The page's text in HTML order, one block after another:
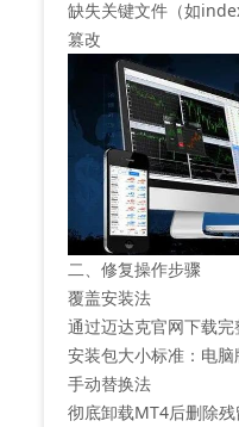
缺失关键文件（如
篡改‌
二、修复操作步骤
‌覆盖安装法‌
通过迈达克官网下载
安装包大小标准：电脑
‌手动替换法‌
彻底卸载MT4后删除